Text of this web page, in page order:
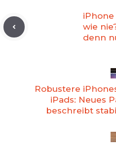
iPhone
wie
denn
Robustere
iPads: Neues
beschreibt